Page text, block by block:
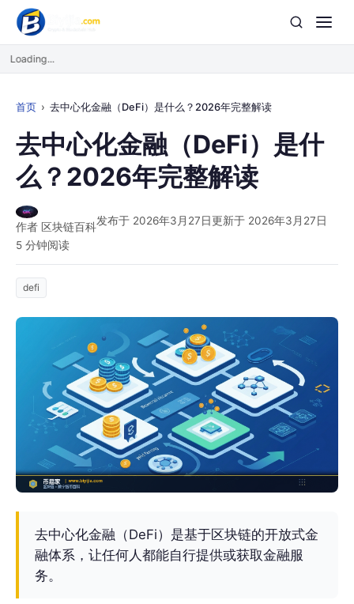
Loading...
首页 去中心化金融（DeFi）是什么？2026年完整解读
去中心化金融（DeFi）是什
么？2026年完整解读
作者 区块链百科发布于 2026年3月27日更新于 2026年3月27日
5 分钟阅读
defi
去中心化金融（DeFi）是基于区块链的开放式金
融体系，让任何人都能自行提供或获取金融服
务。